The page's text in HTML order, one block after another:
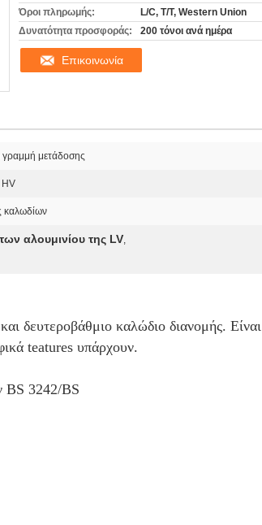
Όροι πληρωμής:
L/C, T/T, Western Union
Δυνατότητα προσφοράς:
200 τόνοι ανά ημέρα
Επικοινωνία
γραμμή μετάδοσης
HV
καλωδίων
αλουμινίου της LV,
δευτεροβάθμιο καλώδιο διανομής. Είναι
teatures υπάρχουν.
BS 3242/BS